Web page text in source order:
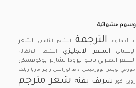
وسوم عشوائية
آنا أخماتوفا الترجمة الشعر الألماني
الشعر
الإسباني
الشعر الانجليزي الشعر البرتغالي
الشعر الصربي بابلو نيرودا تشارلز بوكوفسكي
خورخي لويس بوورخيس د هـ لورانس راينر ماريا ريلكه
روبى كور شريف بقنه شعر مترجم